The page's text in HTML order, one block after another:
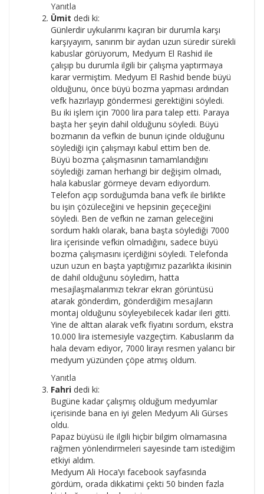
Yanıtla
Ümit dedi ki:
Günlerdir uykularımı kaçıran bir durumla karşı
karşıyayım, sanırım bir aydan uzun süredir sürekli
kabuslar görüyorum, Medyum El Rashid ile
çalışıp bu durumla ilgili bir çalışma yaptırmaya
karar vermiştim. Medyum El Rashid bende büyü
olduğunu, önce büyü bozma yapması ardından
vefk hazırlayıp göndermesi gerektiğini söyledi.
Bu iki işlem için 7000 lira para talep etti. Paraya
başta her şeyin dahil olduğunu söyledi. Büyü
bozmanın da vefkin de bunun içinde olduğunu
söylediği için çalışmayı kabul ettim ben de.
Büyü bozma çalışmasının tamamlandığını
söylediği zaman herhangi bir değişim olmadı,
hala kabuslar görmeye devam ediyordum.
Telefon açıp sorduğumda bana vefk ile birlikte
bu işin çözüleceğini ve hepsinin geçeceğini
söyledi. Ben de vefkin ne zaman geleceğini
sordum haklı olarak, bana başta söylediği 7000
lira içerisinde vefkin olmadığını, sadece büyü
bozma çalışmasını içerdiğini söyledi. Telefonda
uzun uzun en başta yaptığımız pazarlıkta ikisinin
de dahil olduğunu söyledim, hatta
mesajlaşmalarımızı tekrar ekran görüntüsü
atarak gönderdim, gönderdiğim mesajların
montaj olduğunu söyleyebilecek kadar ileri gitti.
Yine de alttan alarak vefk fiyatını sordum, ekstra
10.000 lira istemesiyle vazgeçtim. Kabuslarım da
hala devam ediyor, 7000 lirayı resmen yalancı bir
medyum yüzünden çöpe atmış oldum.
Yanıtla
Fahri dedi ki:
Bugüne kadar çalışmış olduğum medyumlar
içerisinde bana en iyi gelen Medyum Ali Gürses
oldu.
Papaz büyüsü ile ilgili hiçbir bilgim olmamasına
rağmen yönlendirmeleri sayesinde tam istediğim
etkiyi aldım.
Medyum Ali Hoca’yı facebook sayfasında
gördüm, orada dikkatimi çekti 50 binden fazla